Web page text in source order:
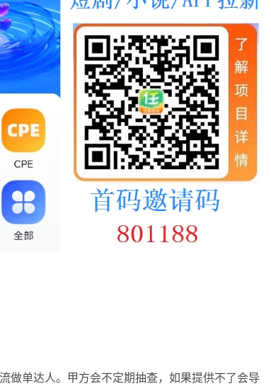
做单达人。甲方会不定期抽查，如果提供不了会导